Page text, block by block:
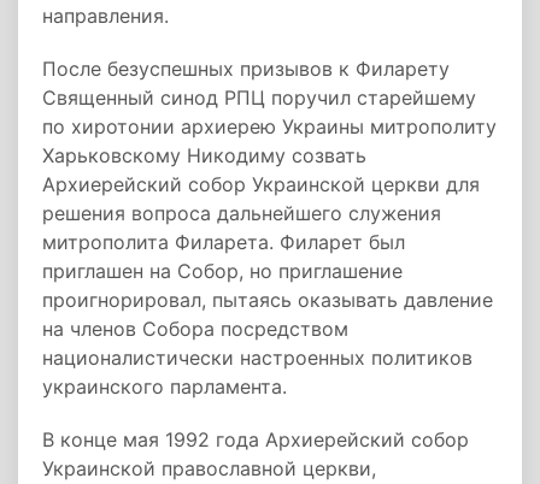
направления.
После безуспешных призывов к Филарету
Священный синод РПЦ поручил старейшему
по хиротонии архиерею Украины митрополиту
Харьковскому Никодиму созвать
Архиерейский собор Украинской церкви для
решения вопроса дальнейшего служения
митрополита Филарета. Филарет был
приглашен на Собор, но приглашение
проигнорировал, пытаясь оказывать давление
на членов Собора посредством
националистически настроенных политиков
украинского парламента.
В конце мая 1992 года Архиерейский собор
Украинской православной церкви,